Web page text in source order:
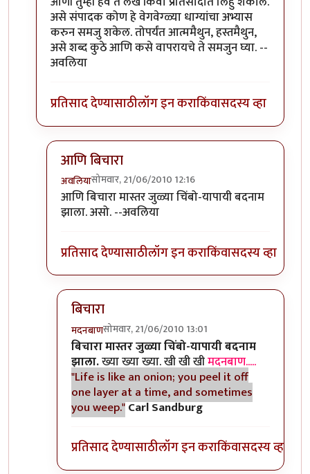
असे संपादक कोण हे वेगवेग्ळ्या धाग्यांचा अभ्यास
करुन समजु शकेल. तोपर्यंत आत्ममैथुन, हस्तमैथुन,
असे शब्द कुठे आणि कसे वापरायचे ते समजुन घ्या. --
अवलिया
प्रतिसाद देण्यासाठीलॉग इन कराकिंवासदस्य व्हा
आणि बिचारा
अवलियासोमवार, 21/06/2010 12:16
In reply to>>मिपावरbyअवलिया
आणि बिचारा मास्तर जुळ्या चिंबो-यापायी बदनाम
झाला. असो. --अवलिया
प्रतिसाद देण्यासाठीलॉग इन कराकिंवासदस्य व्हा
बिचारा
मदनबाणसोमवार, 21/06/2010 13:01
In reply toआणि बिचाराbyअवलिया
बिचारा मास्तर जुळ्या चिंबो-यापायी बदनाम
झाला.ख्या ख्या ख्या. खी खी खीमदनबाण.....
"Life is like an onion; you peel it off
one layer at a time, and sometimes
you weep."Carl Sandburg
प्रतिसाद देण्यासाठीलॉग इन कराकिंवासदस्य व्हा